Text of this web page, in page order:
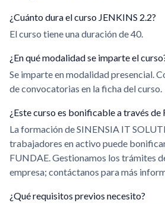
¿Cuánto dura el curso JENKINS 2.2?
El curso tiene una duración de 40.
¿En qué modalidad se imparte el
Se imparte en modalidad presencial.
de convocatorias en la ficha del curso.
¿Este curso es bonificable a través de
La formación de SINENSIA IT
trabajadores en activo puede
FUNDAE. Gestionamos los trámites
empresa; contáctanos para más
¿Qué requisitos previos necesito?